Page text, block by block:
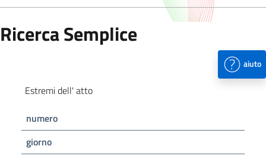
Ricerca Semplice
aiuto
Estremi dell' atto
numero
giorno